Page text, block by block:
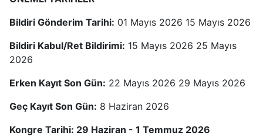
Bildiri Gönderim Tarihi: 01 Mayıs 2026 15 Mayıs 2026
Bildiri Kabul/Ret Bildirimi: 15 Mayıs 2026 25 Mayıs
2026
Erken Kayıt Son Gün: 22 Mayıs 2026 29 Mayıs 2026
Geç Kayıt Son Gün: 8 Haziran 2026
Kongre Tarihi: 29 Haziran - 1 Temmuz 2026